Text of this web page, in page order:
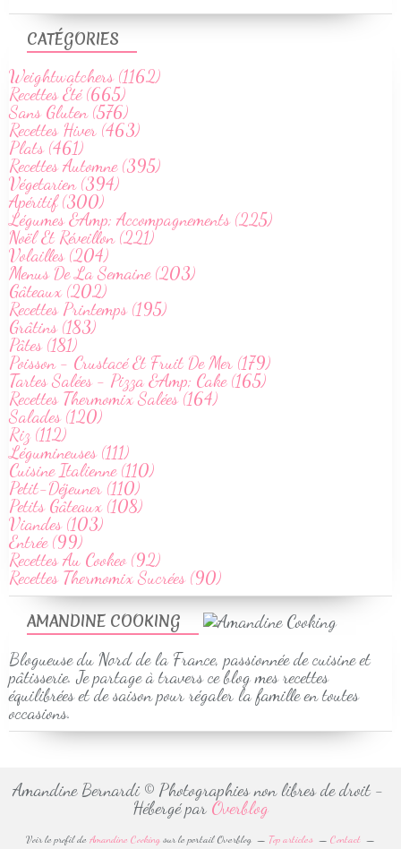
AMANDINE COOKING
Blogueuse du Nord de la France, passionnée de cuisine et
pâtisserie. Je partage à travers ce blog mes recettes
équilibrées et de saison pour régaler la famille en toutes
occasions.
CATÉGORIES
Weightwatchers (1162)
Recettes Été (665)
Sans Gluten (576)
Recettes Hiver (463)
Plats (461)
Recettes Automne (395)
Végetarien (394)
Apéritif (300)
Légumes &Amp; Accompagnements (225)
Noël Et Réveillon (221)
Volailles (204)
Menus De La Semaine (203)
Gâteaux (202)
Recettes Printemps (195)
Grâtins (183)
Pâtes (181)
Poisson - Crustacé Et Fruit De Mer (179)
Tartes Salées - Pizza &Amp; Cake (165)
Recettes Thermomix Salées (164)
Salades (120)
Riz (112)
Légumineuses (111)
Cuisine Italienne (110)
Petit-Déjeuner (110)
Petits Gâteaux (108)
Viandes (103)
Entrée (99)
Recettes Au Cookeo (92)
Recettes Thermomix Sucrées (90)
Amandine Bernardi © Photographies non libres de droit -
Hébergé par Overblog
Voir le profil de Amandine Cooking sur le portail Overblog Top articles Contact